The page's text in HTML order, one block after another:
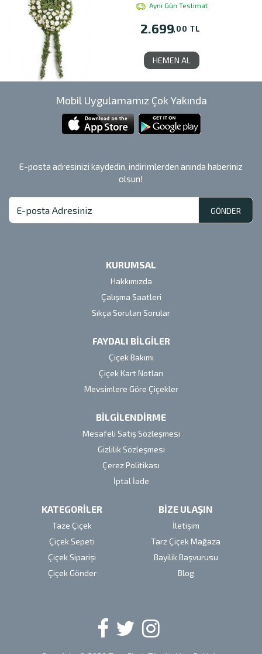
Aynı Gün Teslimat
2.699,00 TL
HEMEN AL
Mobil Uygulamamız Çok Yakında
E-posta adresinizi kaydedin, indirimlerden anında haberiniz
olsun!
GÖNDER
KURUMSAL
Hakkımızda
Çalışma Saatleri
Sıkça Sorulan Sorular
FAYDALI BİLGİLER
Çiçek Bakımı
Çiçek Kart Notları
Mevsimlere Göre Çiçekler
BİLGİLENDİRME
Mesafeli Satış Sözleşmesi
Gizlilik Sözleşmesi
Çerez Politikası
İptal İade
KATEGORİLER
Taze Çiçek
Çiçek Sepeti
Çiçek Siparişi
Çiçek Gönder
BİZE ULAŞIN
İletişim
Tarz Çiçek Mağaza
Bayilik Başvurusu
Blog